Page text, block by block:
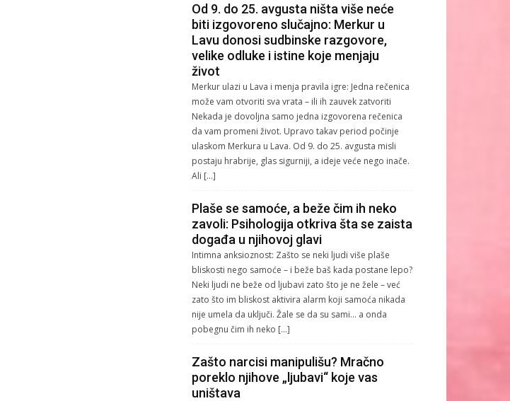
Od 9. do 25. avgusta ništa više neće
biti izgovoreno slučajno: Merkur u
Lavu donosi sudbinske razgovore,
velike odluke i istine koje menjaju
život
Merkur ulazi u Lava i menja pravila igre: Jedna rečenica
može vam otvoriti sva vrata – ili ih zauvek zatvoriti
Nekada je dovoljna samo jedna izgovorena rečenica
da vam promeni život. Upravo takav period počinje
ulaskom Merkura u Lava. Od 9. do 25. avgusta misli
postaju hrabrije, glas sigurniji, a ideje veće nego inače.
Ali […]
Plaše se samoće, a beže čim ih neko
zavoli: Psihologija otkriva šta se zaista
događa u njihovoj glavi
Intimna anksioznost: Zašto se neki ljudi više plaše
bliskosti nego samoće – i beže baš kada postane lepo?
Neki ljudi ne beže od ljubavi zato što je ne žele – već
zato što im bliskost aktivira alarm koji samoća nikada
nije umela da uključi. Žale se da su sami… a onda
pobegnu čim ih neko […]
Zašto narcisi manipulišu? Mračno
poreklo njihove „ljubavi“ koje vas
uništava